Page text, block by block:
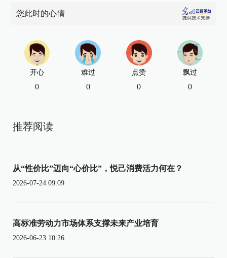
您此时的心情
开心
0
难过
0
点赞
0
飘过
0
推荐阅读
从“性价比”迈向“心价比”，悦己消费活力何在？
2026-07-24 09:09
高标准劳动力市场体系支撑未来产业培育
2026-06-23 10:26